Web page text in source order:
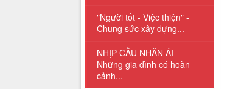
"Người tốt - Việc thiện" -
Chung sức xây dựng...
NHỊP CẦU NHÂN ÁI -
Những gia đình có hoàn
cảnh...